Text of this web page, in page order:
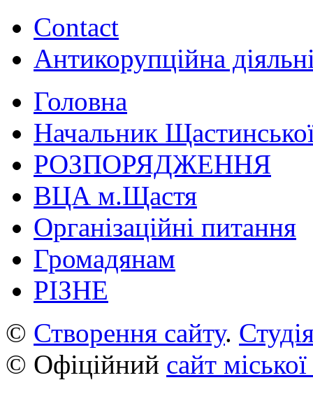
Contact
Антикорупційна
Головна
Начальник
РОЗПОРЯДЖЕННЯ
ВЦА м.Щастя
Організаційні питання
Громадянам
РІЗНЕ
© Створення сайту.
© Офіційний сайт